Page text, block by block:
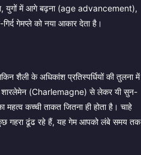
युगों में आगे बढ़ना (age advancement),
गेमप्ले को नया आकार देता है।
शैली के अधिकांश प्रतिस्पर्धियों की तुलना में
हैं, शारलेमेन (Charlemagne) से लेकर यी सुन-
कच्ची ताकत जितना ही होता है। चाहे
कुछ गहरा ढूंढ रहे हैं, यह गेम आपको लंबे समय तक